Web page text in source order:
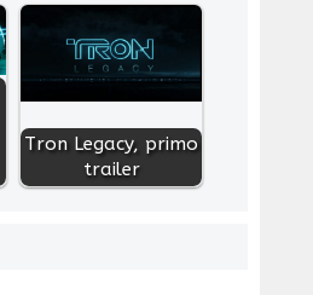
Tron Legacy, primo
trailer